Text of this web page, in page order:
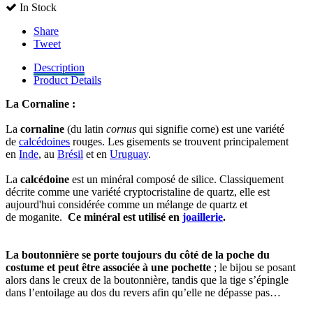
In Stock
Share
Tweet
Description
Product Details
La Cornaline :
La cornaline (du latin cornus qui signifie corne) est une variété
de calcédoines rouges. Les gisements se trouvent principalement
en Inde, au Brésil et en Uruguay.
La calcédoine est un minéral composé de silice. Classiquement
décrite comme une variété cryptocristaline de quartz, elle est
aujourd'hui considérée comme un mélange de quartz et
de moganite. Ce minéral est utilisé en joaillerie.
La boutonnière se porte toujours du côté de la poche du
costume et peut être associée à une pochette ; le bijou se posant
alors dans le creux de la boutonnière, tandis que la tige s’épingle
dans l’entoilage au dos du revers afin qu’elle ne dépasse pas…